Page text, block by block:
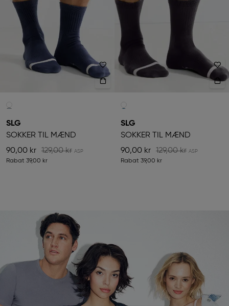
SLG
SOKKER TIL MÆND
90,00 kr
129,00 kr
Rabat 39,00 kr
SLG
SOKKER TIL MÆND
90,00 kr
129,00 kr
Rabat 39,00 kr